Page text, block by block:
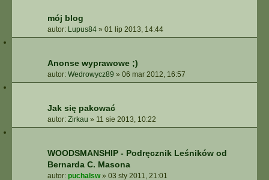
mój blog
autor: Lupus84 » 01 lip 2013, 14:44
Anonse wyprawowe ;)
autor: Wedrowycz89 » 06 mar 2012, 16:57
Jak się pakować
autor: Zirkau » 11 sie 2013, 10:22
WOODSMANSHIP - Podręcznik Leśników od
Bernarda C. Masona
autor: puchalsw» 03 sty 2011, 21:01